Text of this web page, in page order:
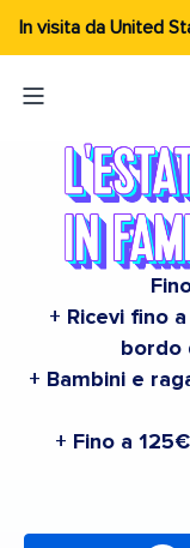
In visita da United
+ Ricevi fino
bordo
+ Bambini e
+ Fino a